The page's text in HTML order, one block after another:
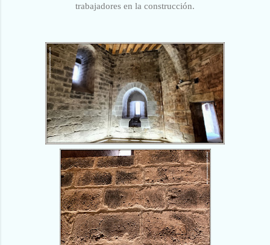
trabajadores en la construcción.